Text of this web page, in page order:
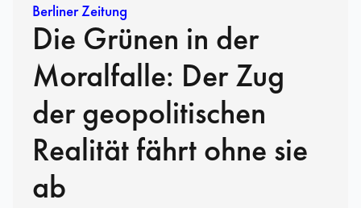
Berliner Zeitung
Die Grünen in der
Moralfalle: Der Zug
der geopolitischen
Realität fährt ohne sie
ab